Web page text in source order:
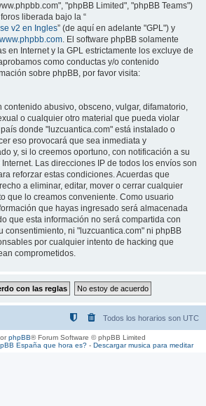
"phpBB Limited", "phpBB Teams")
liberada bajo la “
v2 en Ingles” (de aquí en adelante "GPL") y
www.phpbb.com. El software phpBB solamente
en Internet y la GPL estrictamente los excluye de
como conductas y/o contenido
sobre phpBB, por favor visita:
abusivo, obsceno, vulgar, difamatorio,
o cualquier otro material que pueda violar
donde "luzcuantica.com" está instalado o
eso provocará que sea inmediata y
y, si lo creemos oportuno, con notificación a su
Las direcciones IP de todos los envíos son
reforzar estas condiciones. Acuerdas que
a eliminar, editar, mover o cerrar cualquier
que lo creamos conveniente. Como usuario
que hayas ingresado será almacenada
que esta información no será compartida con
consentimiento, ni "luzcuantica.com" ni phpBB
por cualquier intento de hacking que
comprometidos.
Todos los horarios son UTC
phpBB® Forum Software © phpBB Limited
España que hora es?- Descargar musica para meditar